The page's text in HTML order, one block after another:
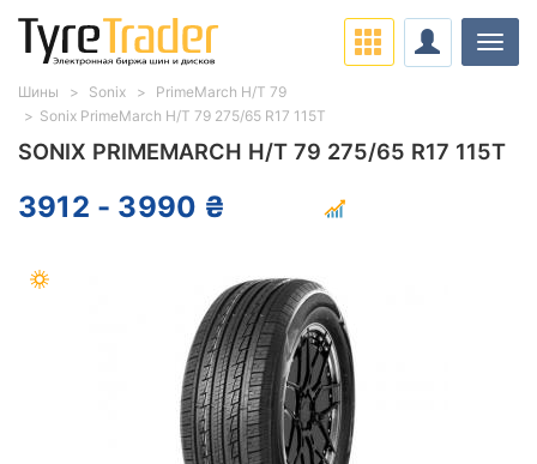
SONIX PRIMEMARCH H/T 79 275/65 R17 115T
3912 - 3990 ₴
Шины Sonix
PrimeMarch H/T 79
Sonix PrimeMarch H/T 79 275/65 R17 115T